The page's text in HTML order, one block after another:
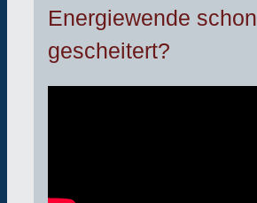
Energiewende schon
gescheitert?